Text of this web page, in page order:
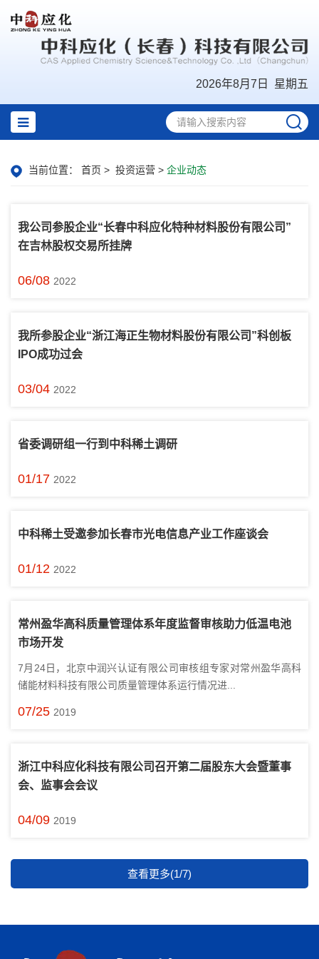
2026年8月7日 星期五
当前位置： 首页 > 投资运营 > 企业动态
我公司参股企业“长春中科应化特种材料股份有限公司”
在吉林股权交易所挂牌
06/08 2022
我所参股企业“浙江海正生物材料股份有限公司”科创板
IPO成功过会
03/04 2022
省委调研组一行到中科稀土调研
01/17 2022
中科稀土受邀参加长春市光电信息产业工作座谈会
01/12 2022
常州盈华高科质量管理体系年度监督审核助力低温电池
市场开发
7月24日，北京中润兴认证有限公司审核组专家对常州盈华高科
储能材料科技有限公司质量管理体系运行情况进...
07/25 2019
浙江中科应化科技有限公司召开第二届股东大会暨董事
会、监事会会议
04/09 2019
查看更多(1/7)